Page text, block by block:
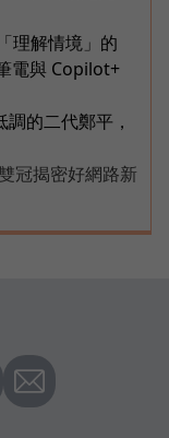
理解情境」的
電與 Copilot+
的二代鄭平，
冠揭密好網路新